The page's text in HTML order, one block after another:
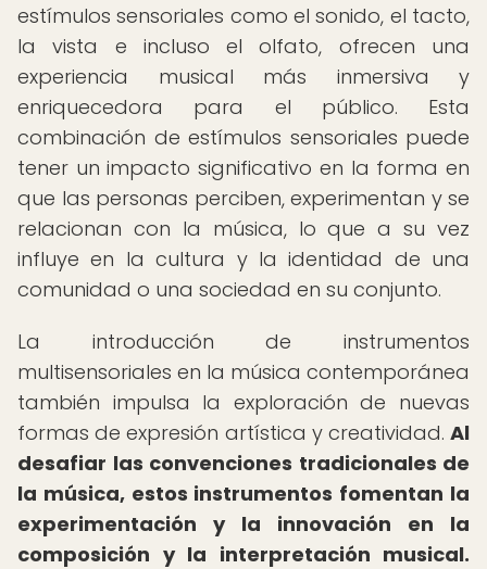
estímulos sensoriales como el sonido, el tacto,
la vista e incluso el olfato, ofrecen una
experiencia musical más inmersiva y
enriquecedora para el público. Esta
combinación de estímulos sensoriales puede
tener un impacto significativo en la forma en
que las personas perciben, experimentan y se
relacionan con la música, lo que a su vez
influye en la cultura y la identidad de una
comunidad o una sociedad en su conjunto.
La introducción de instrumentos
multisensoriales en la música contemporánea
también impulsa la exploración de nuevas
formas de expresión artística y creatividad. Al
desafiar las convenciones tradicionales de
la música, estos instrumentos fomentan la
experimentación y la innovación en la
composición y la interpretación musical.